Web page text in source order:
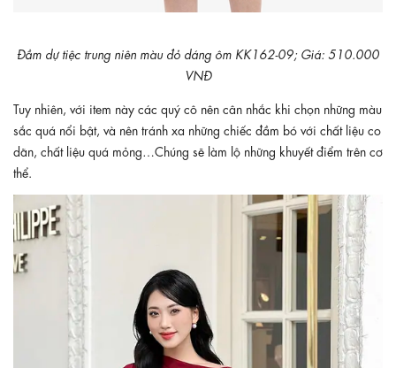
Đầm dự tiệc trung niên màu đỏ dáng ôm KK162-09; Giá: 510.000
VNĐ
Tuy nhiên, với item này các quý cô nên cân nhắc khi chọn những màu
sắc quá nổi bật, và nên tránh xa những chiếc đầm bó với chất liệu co
dãn, chất liệu quá mỏng…Chúng sẽ làm lộ những khuyết điểm trên cơ
thể.